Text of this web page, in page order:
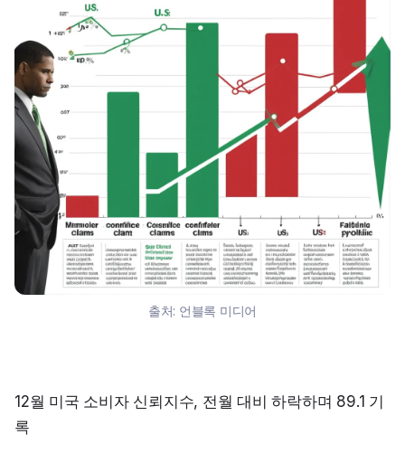
출처: 언블록 미디어
12월 미국 소비자 신뢰지수, 전월 대비 하락하며 89.1 기
록